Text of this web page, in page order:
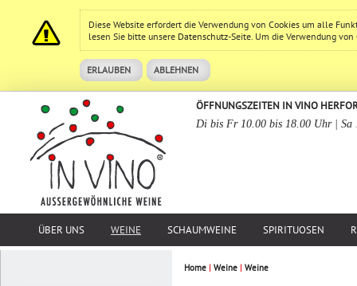
Diese Website erfordert die Verwendung von Cookies um alle
lesen Sie bitte unsere Datenschutz-Seite. Um die Verwendung
ERLAUBEN ABLEHNEN
ÖFFNUNGSZEITEN IN VINO
Di bis Fr 10.00 bis 18.00 Uhr | Sa
ÜBER UNS WEINE SCHAUMWEINE SPIRITUOSEN
Home | Weine | Weine